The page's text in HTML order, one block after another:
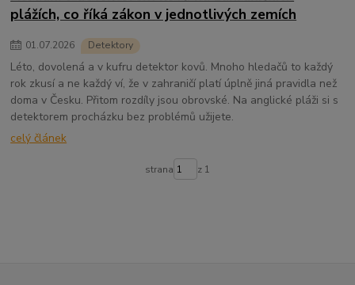
plážích, co říká zákon v jednotlivých zemích
01.07.2026 Detektory
Léto, dovolená a v kufru detektor kovů. Mnoho hledačů to každý
rok zkusí a ne každý ví, že v zahraničí platí úplně jiná pravidla než
doma v Česku. Přitom rozdíly jsou obrovské. Na anglické pláži si s
detektorem procházku bez problémů užijete.
celý článek
strana z 1